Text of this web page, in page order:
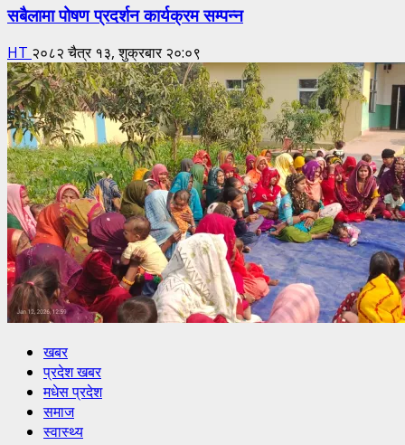
सबैलामा पोषण प्रदर्शन कार्यक्रम सम्पन्न
HT २०८२ चैत्र १३, शुक्रबार २०:०९
खबर
प्रदेश खबर
मधेस प्रदेश
समाज
स्वास्थ्य